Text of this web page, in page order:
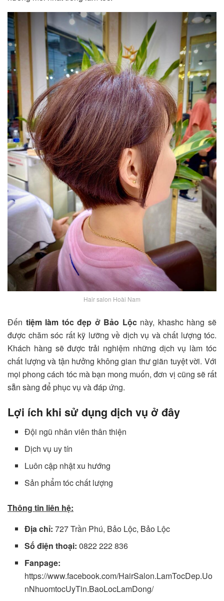
Hair salon Hoài Nam
Đến tiệm làm tóc đẹp ở Bảo Lộcnày, khashc hàng sẽ
được chăm sóc rất kỹ lưỡng về dịch vụ và chất lượng tóc.
Khách hàng sẽ được trải nghiệm những dịch vụ làm tóc
chất lượng và tận hưởng không gian thư giãn tuyệt vời. Với
mọi phong cách tóc mà bạn mong muốn, đơn vị cũng sẽ rất
sẵn sàng để phục vụ và đáp ứng.
Lợi ích khi sử dụng dịch vụ ở đây
Đội ngũ nhân viên thân thiện
Dịch vụ uy tín
Luôn cập nhật xu hướng
Sản phẩm tóc chất lượng
Thông tin liên hệ:
Địa chỉ:727 Trần Phú, Bảo Lộc, Bảo Lộc
Số điện thoại:0822 222 836
Fanpage:
https://www.facebook.com/HairSalon.LamTocDep.Uo
nNhuomtocUyTin.BaoLocLamDong/